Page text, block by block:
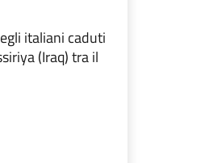
italiani caduti
(Iraq) tra il